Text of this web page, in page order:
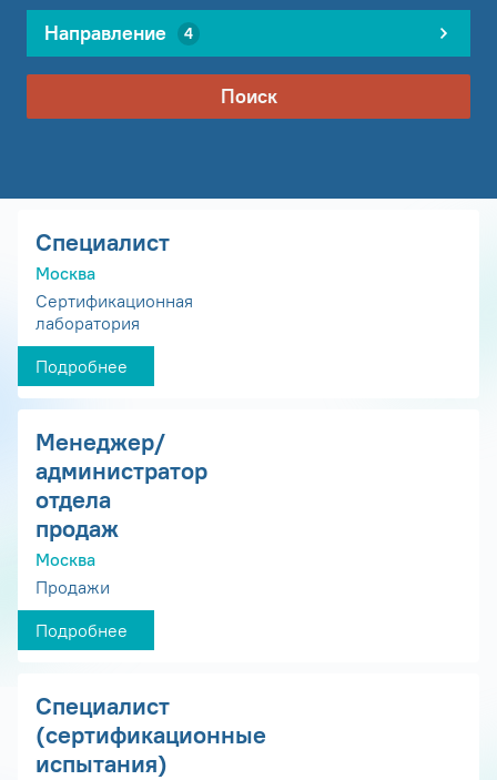
Направление 4
Поиск
Специалист
Москва
Сертификационная
лаборатория
Подробнее
Менеджер/
администратор
отдела
продаж
Москва
Продажи
Подробнее
Специалист
(сертификационные
испытания)